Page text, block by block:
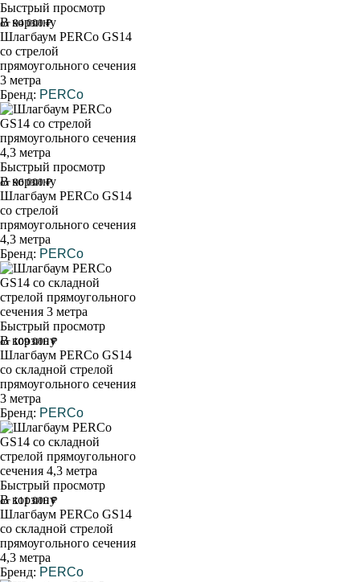
Быстрый просмотр
В корзину
от 94 000 ₽
Шлагбаум PERCo GS14
со стрелой
прямоугольного сечения
3 метра
Бренд: PERCo
Быстрый просмотр
В корзину
от 96 000 ₽
Шлагбаум PERCo GS14
со стрелой
прямоугольного сечения
4,3 метра
Бренд: PERCo
Быстрый просмотр
В корзину
от 109 000 ₽
Шлагбаум PERCo GS14
со складной стрелой
прямоугольного сечения
3 метра
Бренд: PERCo
Быстрый просмотр
В корзину
от 111 000 ₽
Шлагбаум PERCo GS14
со складной стрелой
прямоугольного сечения
4,3 метра
Бренд: PERCo